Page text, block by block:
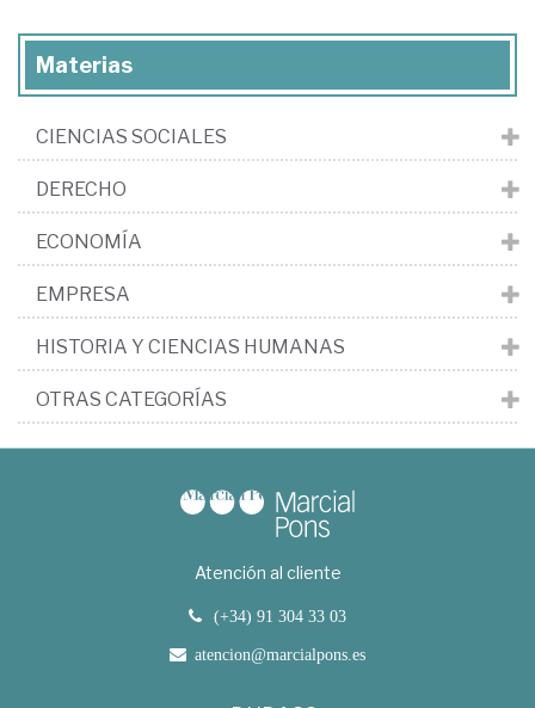
Materias
CIENCIAS SOCIALES
DERECHO
ECONOMÍA
EMPRESA
HISTORIA Y CIENCIAS HUMANAS
OTRAS CATEGORÍAS
Atención al cliente
(+34) 91 304 33 03
atencion@marcialpons.es